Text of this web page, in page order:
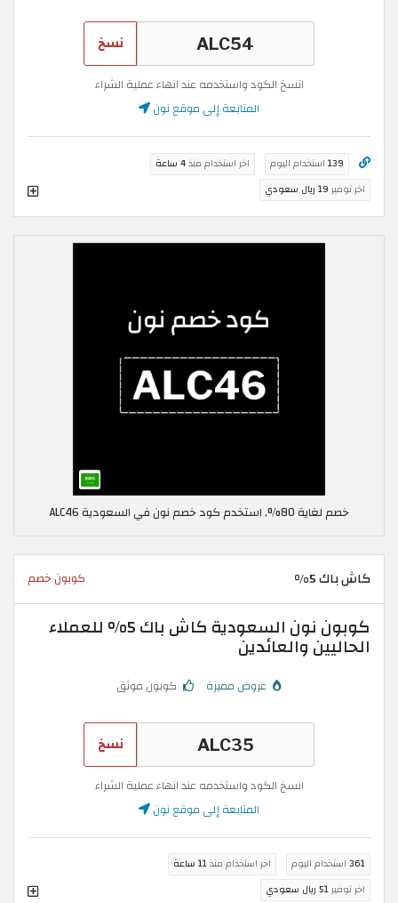
نسخ
انسخ الكود واستخدمه عند انهاء عملية الشراء
المتابعة إلى موقع نون
139 استخدام اليوم اخر استخدام منذ4 ساعة
اخر توفير 19 ريال سعودي
خصم لغاية 80%, استخدم كود خصم نون في السعودية ALC46
كاش باك 5% كوبون خصم
كوبون نون السعودية كاش باك 5% للعملاء
الحاليين والعائدين
عروض مميزة كوبون موثق
نسخ
انسخ الكود واستخدمه عند انهاء عملية الشراء
المتابعة إلى موقع نون
361 استخدام اليوم اخر استخدام منذ11 ساعة
اخر توفير51 ريال سعودي